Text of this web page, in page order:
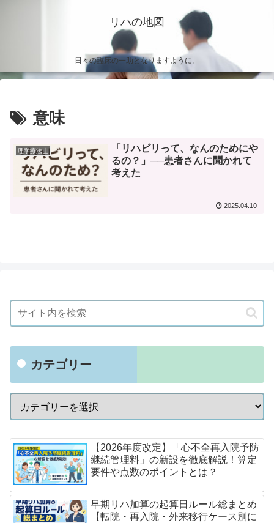
リハの地図
日々の臨床の一助となりますように。
意味
理学療法士
「リハビリって、なんのためにや
るの？」──患者さんに聞かれて
考えた
2025.04.10
カテゴリー
【2026年度改定】「心不全再入院予防
継続管理料」の新設を徹底解説！算定
要件や点数のポイントとは？
早期リハ加算の起算日ルール総まとめ
【転院・再入院・外来移行ケース別に